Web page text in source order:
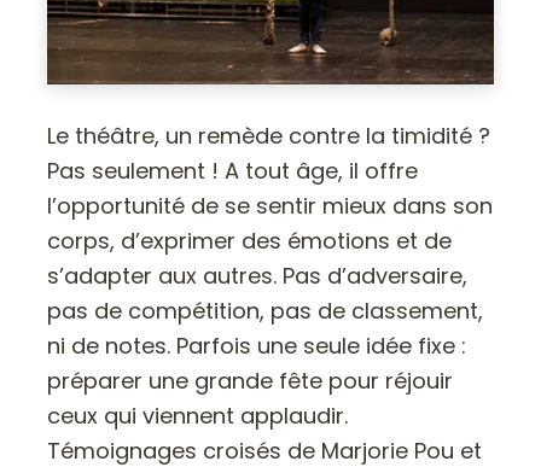
Le théâtre, un remède contre la timidité ?
Pas seulement ! A tout âge, il offre
l’opportunité de se sentir mieux dans son
corps, d’exprimer des émotions et de
s’adapter aux autres. Pas d’adversaire,
pas de compétition, pas de classement,
ni de notes. Parfois une seule idée fixe :
préparer une grande fête pour réjouir
ceux qui viennent applaudir.
Témoignages croisés de Marjorie Pou et